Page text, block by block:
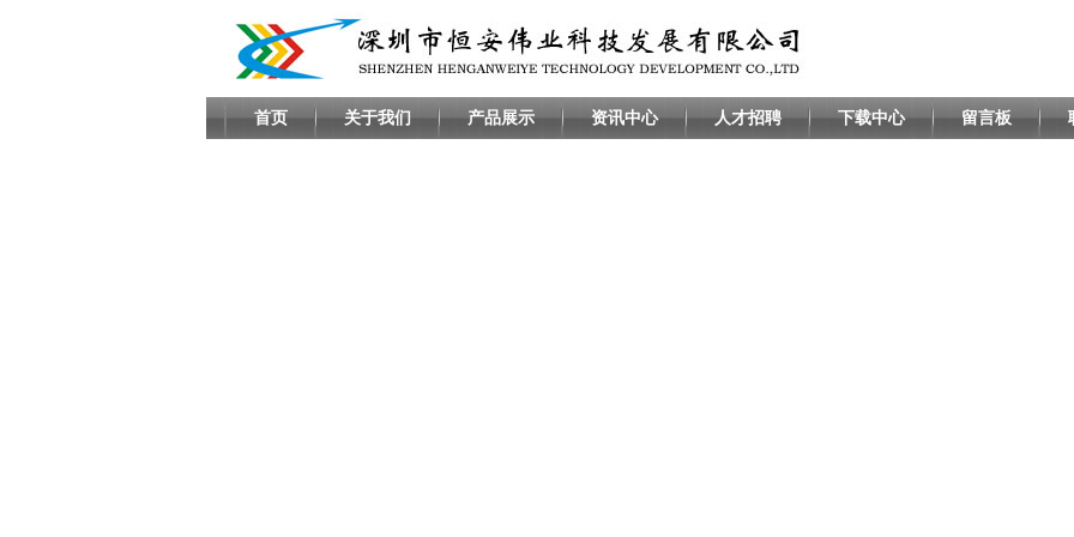
首页 关于我们 产品展示 资讯中心 人才招聘 下载中心 留言板